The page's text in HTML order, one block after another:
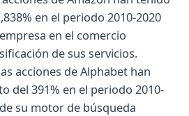
en el periodo 2010-2020
en el comercio
de sus servicios.
acciones de Alphabet han
del 391% en el periodo 2010-
su motor de búsqueda